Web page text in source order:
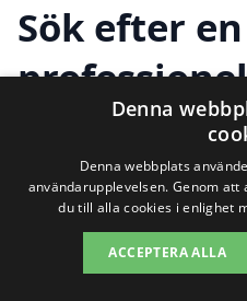
Sök efter en
städer nära
Att hitta hjälp för
Denna
Denna webbplats
användarupplevelsen. Genom
du till alla cookies i enlighet
ACCEPTERA ALLA